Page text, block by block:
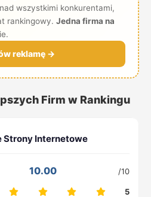
wszystkimi konkurentami,
rankingowy. Jedna firma na
reklamę →
Firm w Rankingu
10.00 /10
5